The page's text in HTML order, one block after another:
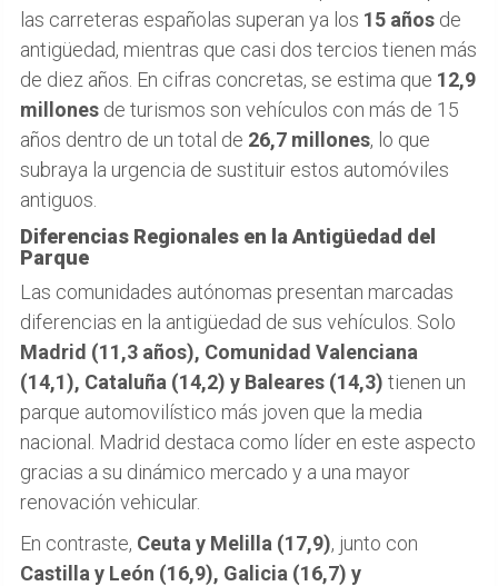
las carreteras españolas superan ya los 15 años de
antigüedad, mientras que casi dos tercios tienen más
de diez años. En cifras concretas, se estima que 12,9
millones de turismos son vehículos con más de 15
años dentro de un total de 26,7 millones, lo que
subraya la urgencia de sustituir estos automóviles
antiguos.
Diferencias Regionales en la Antigüedad del
Parque
Las comunidades autónomas presentan marcadas
diferencias en la antigüedad de sus vehículos. Solo
Madrid (11,3 años), Comunidad Valenciana
(14,1), Cataluña (14,2) y Baleares (14,3) tienen un
parque automovilístico más joven que la media
nacional. Madrid destaca como líder en este aspecto
gracias a su dinámico mercado y a una mayor
renovación vehicular.
En contraste, Ceuta y Melilla (17,9), junto con
Castilla y León (16,9), Galicia (16,7) y